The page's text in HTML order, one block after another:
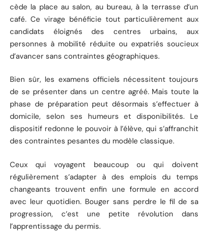
cède la place au salon, au bureau, à la terrasse d’un
café. Ce virage bénéficie tout particulièrement aux
candidats éloignés des centres urbains, aux
personnes à mobilité réduite ou expatriés soucieux
d’avancer sans contraintes géographiques.
Bien sûr, les examens officiels nécessitent toujours
de se présenter dans un centre agréé. Mais toute la
phase de préparation peut désormais s’effectuer à
domicile, selon ses humeurs et disponibilités. Le
dispositif redonne le pouvoir à l’élève, qui s’affranchit
des contraintes pesantes du modèle classique.
Ceux qui voyagent beaucoup ou qui doivent
régulièrement s’adapter à des emplois du temps
changeants trouvent enfin une formule en accord
avec leur quotidien. Bouger sans perdre le fil de sa
progression, c’est une petite révolution dans
l’apprentissage du permis.